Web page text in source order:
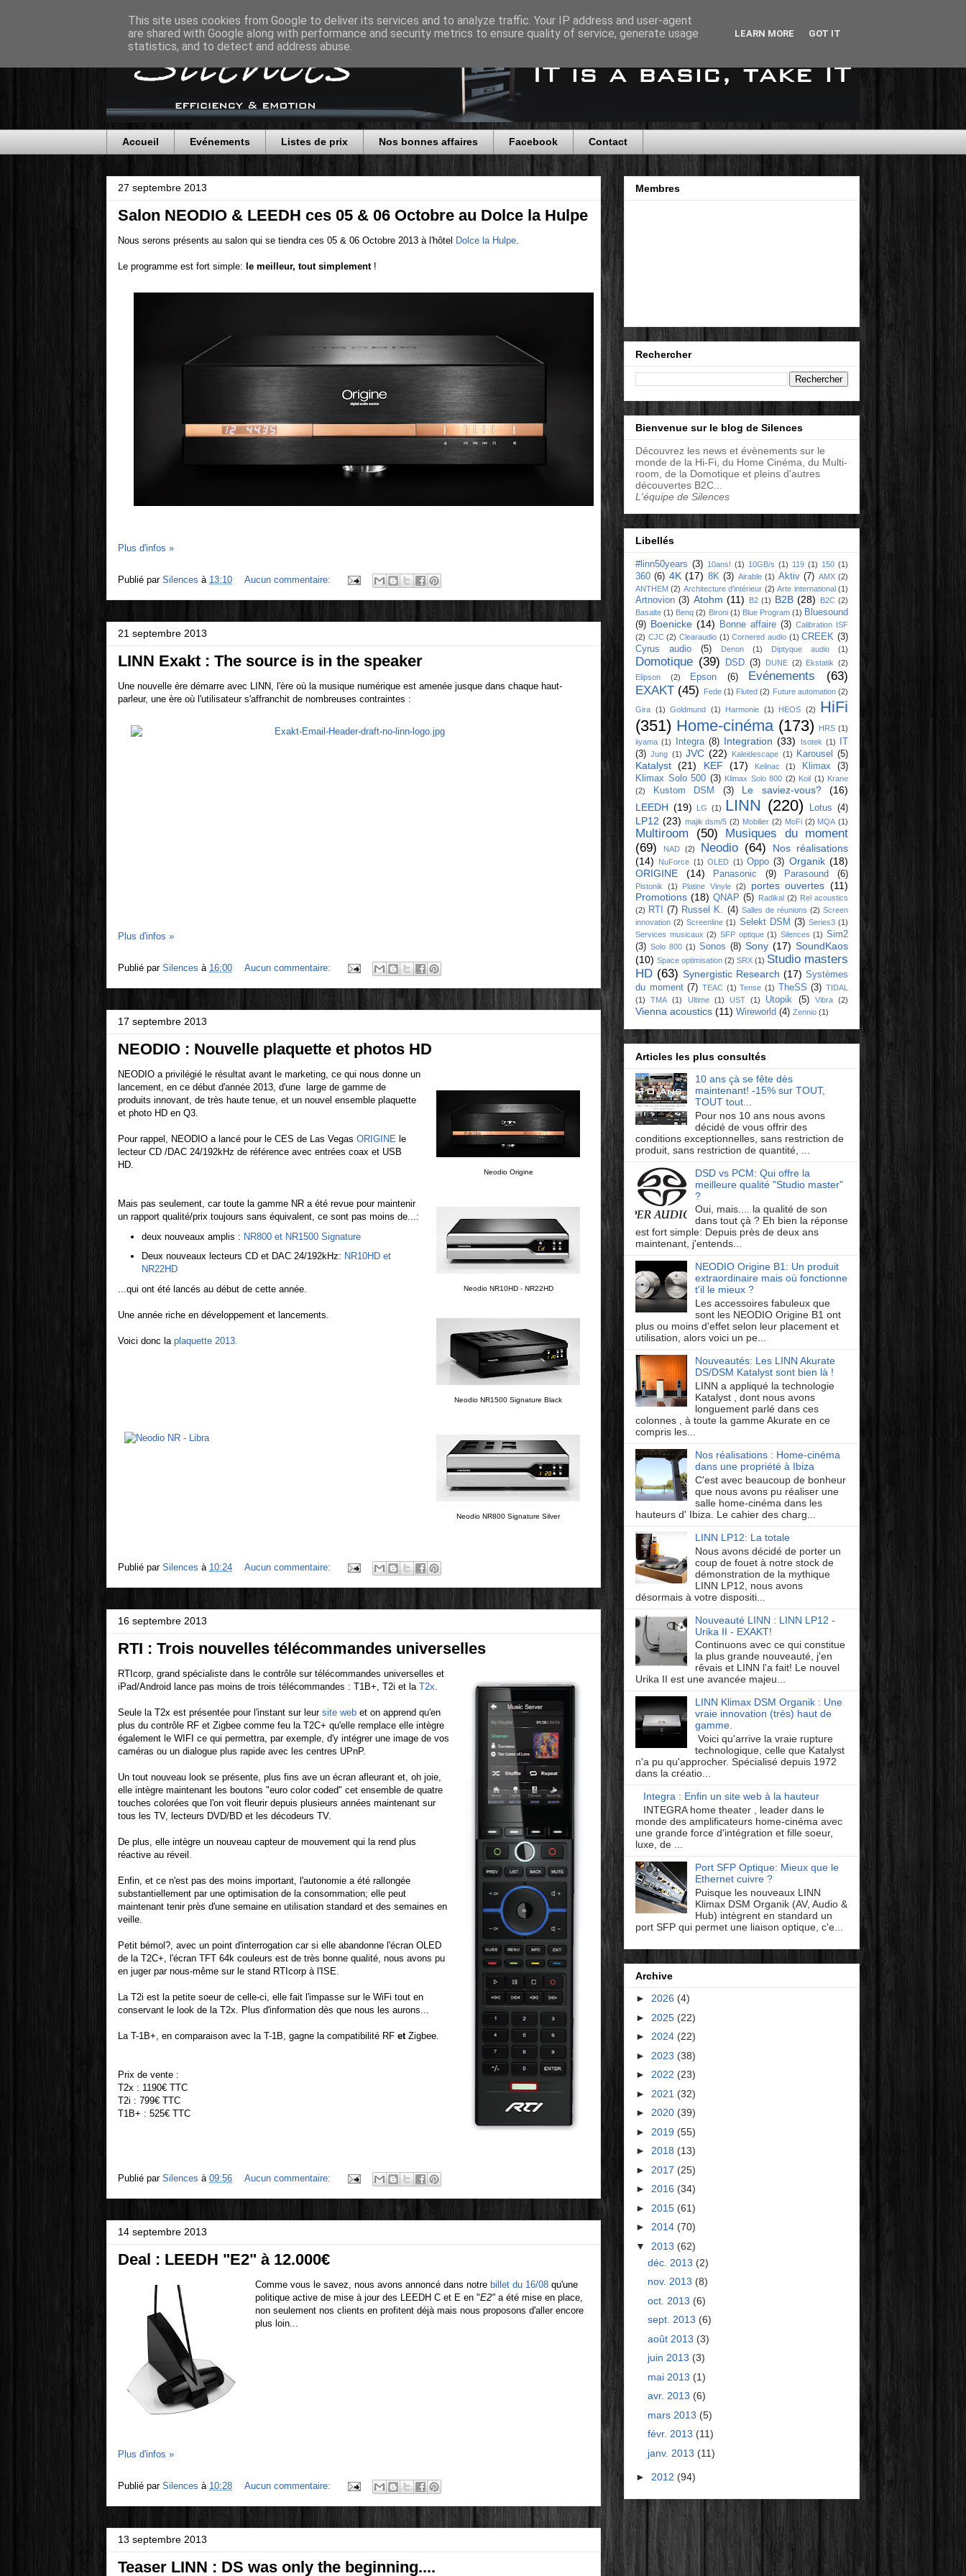
Accueil Evénements Listes de prix Nos bonnes affaires Facebook Contact
27 septembre 2013
Salon NEODIO & LEEDH ces 05 & 06 Octobre au Dolce la Hulpe
Nous serons présents au salon qui se tiendra ces 05 & 06 Octobre 2013 à l'hôtel Dolce la Hulpe
Le programme est fort simple: le meilleur, tout simplement !
Plus d'infos »
Publié par Silences à 13:10 Aucun commentaire:
21 septembre 2013
LINN Exakt : The source is in the speaker
Une nouvelle ère démarre avec LINN, l'ère où la musique numérique est amenée jusque dans chaque haut-
parleur, une ère où l'utilisateur s'affranchit de nombreuses contraintes :
Plus d'infos »
Publié par Silences à 16:00 Aucun commentaire:
17 septembre 2013
NEODIO : Nouvelle plaquette et photos HD
NEODIO a privilégié le résultat avant le marketing, ce qui nous donne un
Neodio Origine
lancement, en ce début d'année 2013, d'une large de gamme de
produits innovant, de très haute tenue, et un nouvel ensemble plaquette
et photo HD en Q3.
Pour rappel, NEODIO a lancé pour le CES de Las Vegas ORIGINE le
lecteur CD /DAC 24/192kHz de référence avec entrées coax et USB
HD.
Neodio NR10HD - NR22HD
Mais pas seulement, car toute la gamme NR a été revue pour maintenir
un rapport qualité/prix toujours sans équivalent, ce sont pas moins de...:
deux nouveaux amplis : NR800 et NR1500 Signature
Deux nouveaux lecteurs CD et DAC 24/192kHz: NR10HD et
NR22HD
...qui ont été lancés au début de cette année.
Neodio NR1500 Signature Black
Une année riche en développement et lancements.
Voici donc la plaquette 2013.
Neodio NR800 Signature Silver
Publié par Silences à 10:24 Aucun commentaire:
16 septembre 2013
RTI : Trois nouvelles télécommandes universelles
RTIcorp, grand spécialiste dans le contrôle sur télécommandes universelles et
iPad/Android lance pas moins de trois télécommandes : T1B+, T2i et la T2x
Seule la T2x est présentée pour l'instant sur leur site web et on apprend qu'en
plus du contrôle RF et Zigbee comme feu la T2C+ qu'elle remplace elle intègre
également le WIFI ce qui permettra, par exemple, d'y intégrer une image de vos
caméras ou un dialogue plus rapide avec les centres UPnP.
Un tout nouveau look se présente, plus fins ave un écran afleurant et, oh joie,
elle intègre maintenant les boutons "euro color coded" cet ensemble de quatre
touches colorées que l'on voit fleurir depuis plusieurs années maintenant sur
tous les TV, lecteurs DVD/BD et les décodeurs TV.
De plus, elle intègre un nouveau capteur de mouvement qui la rend plus
réactive au réveil.
Enfin, et ce n'est pas des moins important, l'autonomie a été rallongée
substantiellement par une optimisation de la consommation; elle peut
maintenant tenir près d'une semaine en utilisation standard et des semaines en
veille.
Petit bémol?, avec un point d'interrogation car si elle abandonne l'écran OLED
de la T2C+, l'écran TFT 64k couleurs est de très bonne qualité, nous avons pu
en juger par nous-même sur le stand RTIcorp à l'ISE.
La T2i est la petite soeur de celle-ci, elle fait l'impasse sur le WiFi tout en
conservant le look de la T2x. Plus d'information dès que nous les aurons...
La T-1B+, en comparaison avec la T-1B, gagne la compatibilité RF etZigbee.
Prix de vente :
T2x : 1190€ TTC
T2i : 799€ TTC
T1B+ : 525€ TTC
Publié par Silences à 09:56 Aucun commentaire:
14 septembre 2013
Deal : LEEDH "E2" à 12.000€
Comme vous le savez, nous avons annoncé dans notre billet du 16/08 qu'une
politique active de mise à jour des LEEDH C et E en "E2" a été mise en place,
non seulement nos clients en profitent déjà mais nous proposons d'aller encore
plus loin...
Plus d'infos »
Publié par Silences à 10:28 Aucun commentaire:
13 septembre 2013
Teaser LINN : DS was only the beginning....
Membres
Rechercher
Bienvenue sur le blog de Silences
Découvrez les news et évènements sur le
monde de la Hi-Fi, du Home Cinéma, du Multi-
room, de la Domotique et pleins d'autres
découvertes B2C...
L'équipe de Silences
Libellés
#linn50years (3) 10ans! (1) 10GB/s (1) 119 (1) 150 (1)
360 (6) 4K (17) 8K (3) Airable (1) Aktiv (7) AMX (2)
ANTHEM (2) Architecture d'intérieur (2) Arte international (1)
Artnovion (3) Atohm (11) B2 (1) B2B (28) B2C (2)
Basalte (1) Benq (2) Bironi (1) Blue Program (1) Bluesound
(9) Boenicke (14) Bonne affaire (3) Calibration ISF
(2) CJC (2) Clearaudio (1) Cornered audio (1) CREEK (3)
Cyrus audio
(5) Denon (1) Diptyque audio (1)
Domotique (39) DSD (3) DUNE (2) Ekstatik (2)
Elipson
(2) Epson (6) Evénements
(63)
EXAKT (45) Fede (1) Fluted (2) Future automation (2)
Gira (1) Goldmund (1) Harmonie (1) HEOS (2)
HiFi
(351) Home-cinéma (173) HRS (1)
iiyama (1) Integra (8) Integration (33) Isotek (1)
(3) Jung (1) JVC (22) Kaleidescape (1) Karousel (5)
Katalyst (21) KEF (17) Kelinac (1) Klimax
(3)
Klimax Solo 500 (3) Klimax Solo 800 (2) Koil (1) Krane
(2)
Kustom DSM (3) Le saviez-vous?
(16)
LEEDH (19) LG (1) LINN (220) Lotus (4)
LP12 (23) majik dsm/5 (2) Mobilier (2) MoFi (2) MQA (1)
Multiroom (50)
Musiques du moment
(69)
NAD (2) Neodio (64)
Nos réalisations
(14)
NuForce (1) OLED (1) Oppo (3) Organik (18)
ORIGINE
(14) Panasonic (9) Parasound (6)
Pistonik (1) Platine Vinyle (2) portes ouvertes (11)
Promotions (18) QNAP (5) Radikal (2) Rel acoustics
(2) RTI (7) Russel K. (4) Salles de réunions (2) Screen
innovation (2) Screenline (1) Selekt DSM (3) Series3 (1)
Services musicaux (2) SFP optique (1) Silences (1) Sim2
(3) Solo 800 (1) Sonos (8) Sony (17) SoundKaos
(10) Space optimisation (2) SRX (1) Studio masters
HD (63) Synergistic Research (17) Systèmes
du moment (7) TEAC (1) Tense (1) TheSS (3) TIDAL
(1)
TMA (1) Ultime (1) UST (1) Utopik (5) Vibra (2)
Vienna acoustics (11) Wireworld (4) Zennio (1)
Articles les plus consultés
10 ans çà se fête dès
maintenant! -15% sur TOUT,
TOUT tout...
Pour nos 10 ans nous avons
décidé de vous offrir des
conditions exceptionnelles, sans restriction de
produit, sans restriction de quantité, ...
DSD vs PCM: Qui offre la
meilleure qualité "Studio master"
?
Oui, mais.... la qualité de son
dans tout çà ? Eh bien la réponse
est fort simple: Depuis près de deux ans
maintenant, j'entends...
NEODIO Origine B1: Un produit
extraordinaire mais où fonctionne
t'il le mieux ?
Les accessoires fabuleux que
sont les NEODIO Origine B1 ont
plus ou moins d'effet selon leur placement et
utilisation, alors voici un pe...
Nouveautés: Les LINN Akurate
DS/DSM Katalyst sont bien là !
LINN a appliqué la technologie
Katalyst , dont nous avons
longuement parlé dans ces
colonnes , à toute la gamme Akurate en ce
compris les...
Nos réalisations : Home-cinéma
dans une propriété à Ibiza
C'est avec beaucoup de bonheur
que nous avons pu réaliser une
salle home-cinéma dans les
hauteurs d' Ibiza. Le cahier des charg...
LINN LP12: La totale
Nous avons décidé de porter un
coup de fouet à notre stock de
démonstration de la mythique
LINN LP12, nous avons
désormais à votre dispositi...
Nouveauté LINN : LINN LP12 -
Urika II - EXAKT!
Continuons avec ce qui constitue
la plus grande nouveauté, j'en
rêvais et LINN l'a fait! Le nouvel
Urika II est une avancée majeu...
LINN Klimax DSM Organik : Une
vraie innovation (très) haut de
gamme.
Voici qu'arrive la vraie rupture
technologique, celle que Katalyst
n'a pu qu'approcher. Spécialisé depuis 1972
dans la créatio...
Integra : Enfin un site web à la hauteur
INTEGRA home theater , leader dans le
monde des amplificateurs home-cinéma avec
une grande force d'intégration et fille soeur,
luxe, de ...
Port SFP Optique: Mieux que le
Ethernet cuivre ?
Puisque les nouveaux LINN
Klimax DSM Organik (AV, Audio &
Hub) intègrent en standard un
port SFP qui permet une liaison optique, c'e...
Archive
► 2026 (4)
► 2025 (22)
► 2024 (22)
► 2023 (38)
► 2022 (23)
► 2021 (32)
► 2020 (39)
► 2019 (55)
► 2018 (13)
► 2017 (25)
► 2016 (34)
► 2015 (61)
► 2014 (70)
▼ 2013 (62)
déc. 2013 (2)
nov. 2013 (8)
oct. 2013 (6)
sept. 2013 (6)
août 2013 (3)
juin 2013 (3)
mai 2013 (1)
avr. 2013 (6)
mars 2013 (5)
févr. 2013 (11)
janv. 2013 (11)
► 2012 (94)
This site uses cookies from Google to deliver its services and to analyze traffic. Your IP address and user-agent
are shared with Google along with performance and security metrics to ensure quality of service, generate usage
statistics, and to detect and address abuse.
LEARN MORE GOT IT